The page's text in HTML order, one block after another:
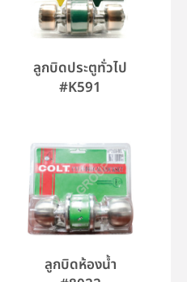
ลูกบิดประตูทั่วไป
#K591
ลูกบิดห้องน้ำ